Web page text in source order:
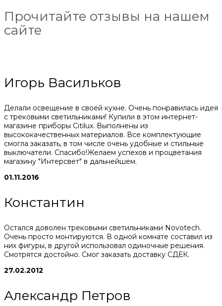
Прочитайте отзывы на нашем
сайте
Игорь Васильков
Делали освещение в своей кухне. Очень понравилась идея
с трековыми светильниками! Купили в этом интернет-
магазине приборы Citilux. Выполнены из
высококачественных материалов. Все комплектующие
смогла заказать, в том числе очень удобные и стильные
выключатели. Спасибо!Желаем успехов и процветания
магазину "Интерсвет" в дальнейшем.
01.11.2016
Константин
Остался доволен трековыми светильниками Novotech.
Очень просто монтируются. В одной комнате составил из
них фигуры, в другой использовал одиночные решения.
Смотрятся достойно. Смог заказать доставку СДЕК.
27.02.2012
Александр Петров